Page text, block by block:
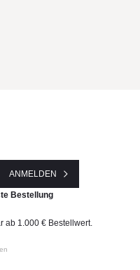
ANMELDEN
Bestellung
ab 1.000 € Bestellwert.